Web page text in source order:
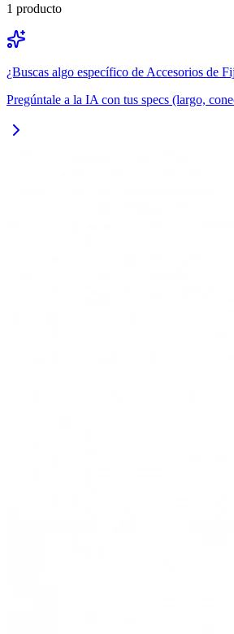
1 producto
¿Buscas algo específico de Accesorios de
Pregúntale a la IA con tus specs (largo,